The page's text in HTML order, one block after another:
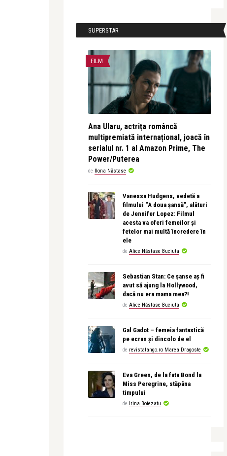
SUPERSTAR
FILM
Ana Ularu, actrița româncă
multipremiată internațional, joacă în
serialul nr. 1 al Amazon Prime, The
Power/Puterea
de Ilona Năstase
Vanessa Hudgens, vedetă a
filmului “A doua șansă”, alături
de Jennifer Lopez: Filmul
acesta va oferi femeilor și
fetelor mai multă încredere în
ele
de Alice Năstase Buciuta
Sebastian Stan: Ce șanse aș fi
avut să ajung la Hollywood,
dacă nu era mama mea?!
de Alice Năstase Buciuta
Gal Gadot – femeia fantastică
pe ecran și dincolo de el
de revistatango.ro Marea Dragoste
Eva Green, de la fata Bond la
Miss Peregrine, stăpâna
timpului
de Irina Botezatu